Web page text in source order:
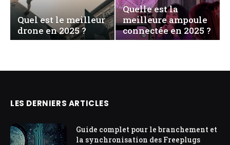
Quel est le meilleur
drone en 2025 ?
Quelle est la
meilleure ampoule
connectée en 2025 ?
LES DERNIERS ARTICLES
Guide complet pour le branchement et
la synchronisation des Freeplugs